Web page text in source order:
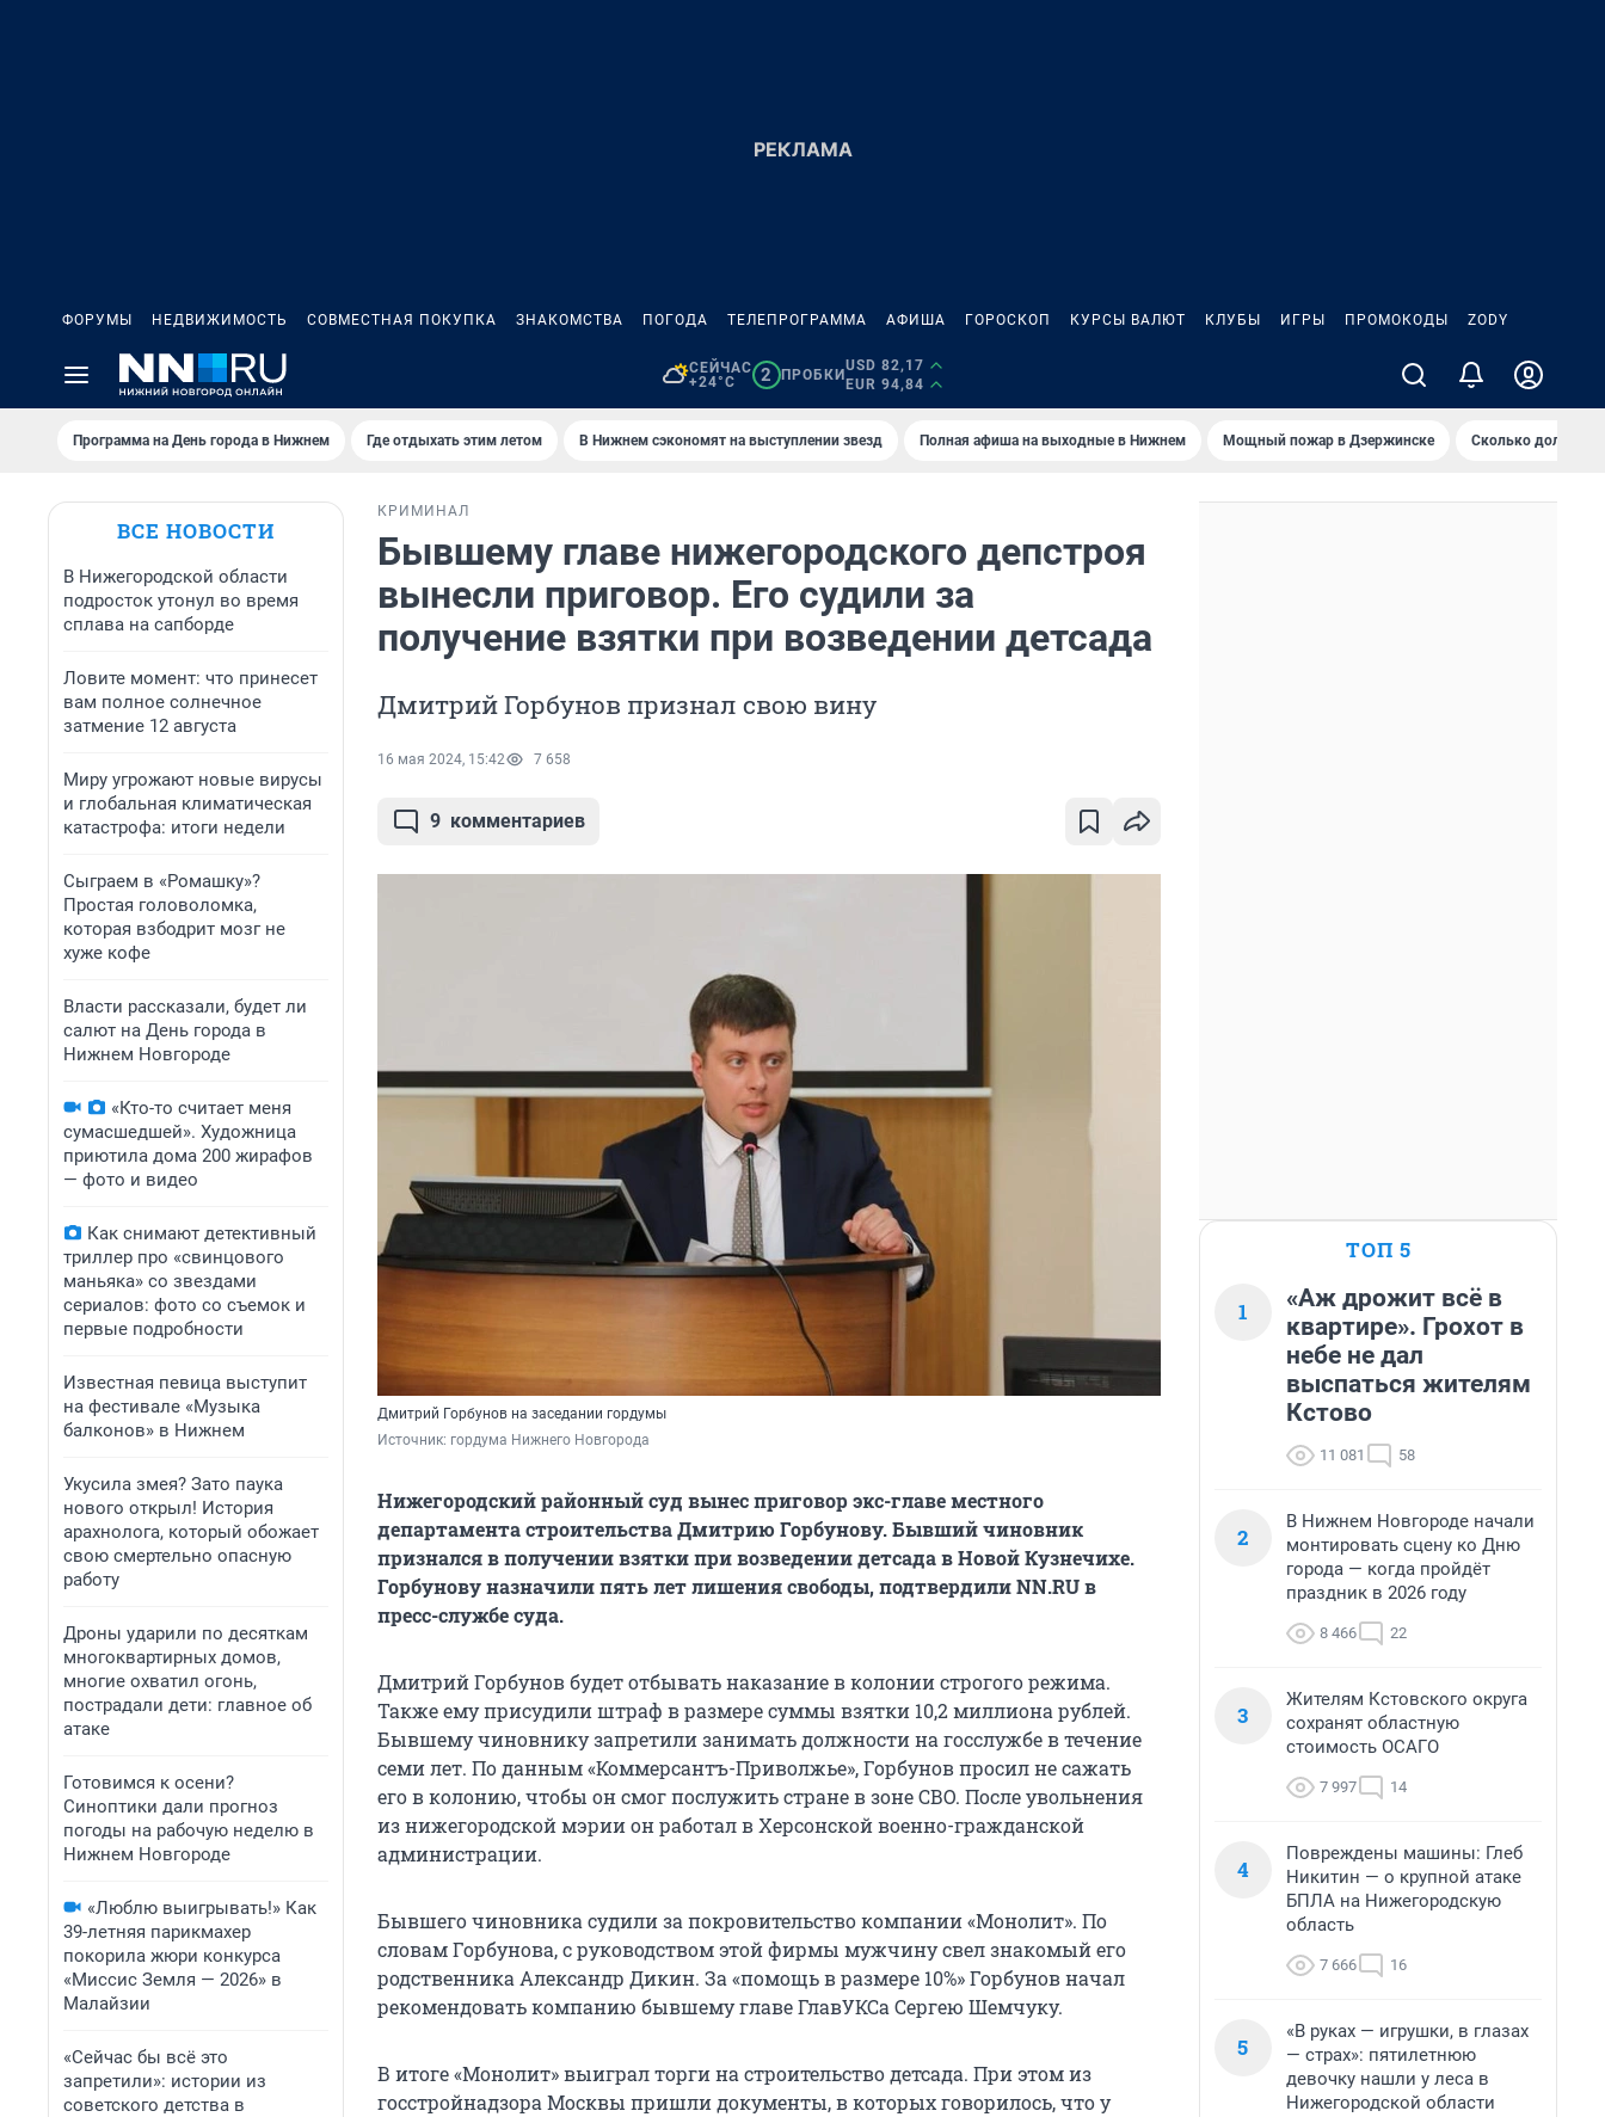
ФОРУМЫ НЕДВИЖИМОСТЬ СОВМЕСТНАЯ ПОКУПКА ЗНАКОМСТВА ПОГОДА ТЕЛЕПРОГРАММА АФИША ГОРОСКОП КУРСЫ ВАЛЮТ КЛУБЫ ИГРЫ ПРОМОКОДЫ ZODY
СЕЙЧАС
+24°C
2 ПРОБКИ
USD 82,17
EUR 94,84
Программа на День города в Нижнем Где отдыхать этим летом В Нижнем сэкономят на выступлении звезд Полная афиша на выходные в Нижнем Мощный пожар в Дзержинске Сколько должен
ВСЕ НОВОСТИ
В Нижегородской области
подросток утонул во время
сплава на сапборде
Ловите момент: что принесет
вам полное солнечное
затмение 12 августа
Миру угрожают новые вирусы
и глобальная климатическая
катастрофа: итоги недели
Сыграем в «Ромашку»?
Простая головоломка,
которая взбодрит мозг не
хуже кофе
Власти рассказали, будет ли
салют на День города в
Нижнем Новгороде
«Кто-то считает меня
сумасшедшей». Художница
приютила дома 200 жирафов
— фото и видео
Как снимают детективный
триллер про «свинцового
маньяка» со звездами
сериалов: фото со съемок и
первые подробности
Известная певица выступит
на фестивале «Музыка
балконов» в Нижнем
Укусила змея? Зато паука
нового открыл! История
арахнолога, который обожает
свою смертельно опасную
работу
Дроны ударили по десяткам
многоквартирных домов,
многие охватил огонь,
пострадали дети: главное об
атаке
Готовимся к осени?
Синоптики дали прогноз
погоды на рабочую неделю в
Нижнем Новгороде
«Люблю выигрывать!» Как
39-летняя парикмахер
покорила жюри конкурса
«Миссис Земля — 2026» в
Малайзии
«Сейчас бы всё это
запретили»: истории из
советского детства в
КРИМИНАЛ
Бывшему главе нижегородского депстроя
вынесли приговор. Его судили за
получение взятки при возведении детсада
Дмитрий Горбунов признал свою вину
16 мая 2024, 15:42 7 658
9 комментариев
Дмитрий Горбунов на заседании гордумы
Источник: гордума Нижнего Новгорода
Нижегородский районный суд вынес приговор экс-главе местного
департамента строительства Дмитрию Горбунову. Бывший чиновник
признался в получении взятки при возведении детсада в Новой Кузнечихе.
Горбунову назначили пять лет лишения свободы, подтвердили NN.RU в
пресс-службе суда.
Дмитрий Горбунов будет отбывать наказание в колонии строгого режима.
Также ему присудили штраф в размере суммы взятки 10,2 миллиона рублей.
Бывшему чиновнику запретили занимать должности на госслужбе в течение
семи лет. По данным «Коммерсантъ-Приволжье», Горбунов просил не сажать
его в колонию, чтобы он смог послужить стране в зоне СВО. После увольнения
из нижегородской мэрии он работал в Херсонской военно-гражданской
администрации.
Бывшего чиновника судили за покровительство компании «Монолит». По
словам Горбунова, с руководством этой фирмы мужчину свел знакомый его
родственника Александр Дикин. За «помощь в размере 10%» Горбунов начал
рекомендовать компанию бывшему главе ГлавУКСа Сергею Шемчуку.
В итоге «Монолит» выиграл торги на строительство детсада. При этом из
госстройнадзора Москвы пришли документы, в которых говорилось, что у
ТОП 5
1
«Аж дрожит всё в
квартире». Грохот в
небе не дал
выспаться жителям
Кстово
11 081 58
2
В Нижнем Новгороде начали
монтировать сцену ко Дню
города — когда пройдёт
праздник в 2026 году
8 466 22
3
Жителям Кстовского округа
сохранят областную
стоимость ОСАГО
7 997 14
4
Повреждены машины: Глеб
Никитин — о крупной атаке
БПЛА на Нижегородскую
область
7 666 16
5
«В руках — игрушки, в глазах
— страх»: пятилетнюю
девочку нашли у леса в
Нижегородской области